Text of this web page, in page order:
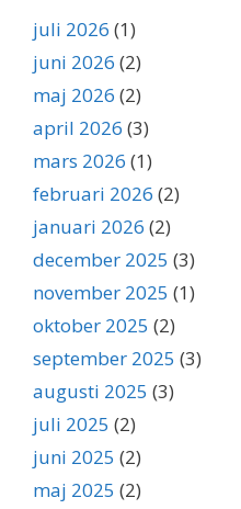
juli 2026 (1)
juni 2026 (2)
maj 2026 (2)
april 2026 (3)
mars 2026 (1)
februari 2026 (2)
januari 2026 (2)
december 2025 (3)
november 2025 (1)
oktober 2025 (2)
september 2025 (3)
augusti 2025 (3)
juli 2025 (2)
juni 2025 (2)
maj 2025 (2)